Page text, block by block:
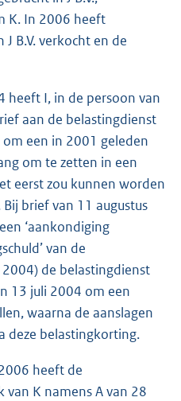
K. In 2006 heeft
B.V. verkocht en de
heeft I, in de persoon van
aan de belastingdienst
een in 2001 geleden
om te zetten in een
eerst zou kunnen worden
brief van 11 augustus
‘aankondiging
van de
de belastingdienst
13 juli 2004 om een
waarna de aanslagen
deze belastingkorting.
heeft de
van K namens A van 28